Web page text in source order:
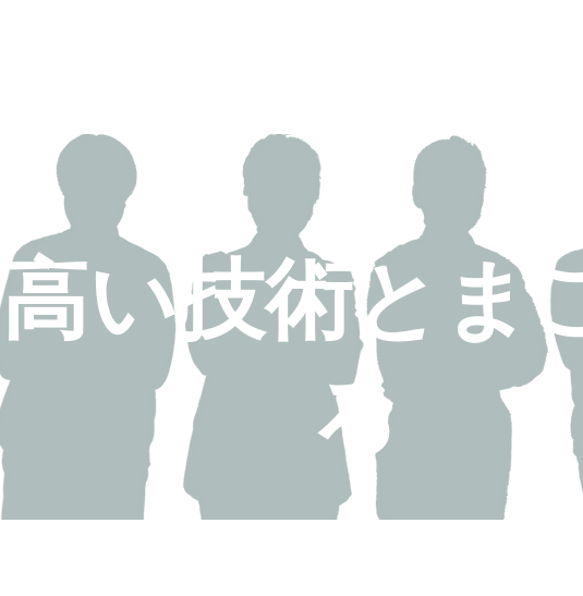
高い技術とま
ろ